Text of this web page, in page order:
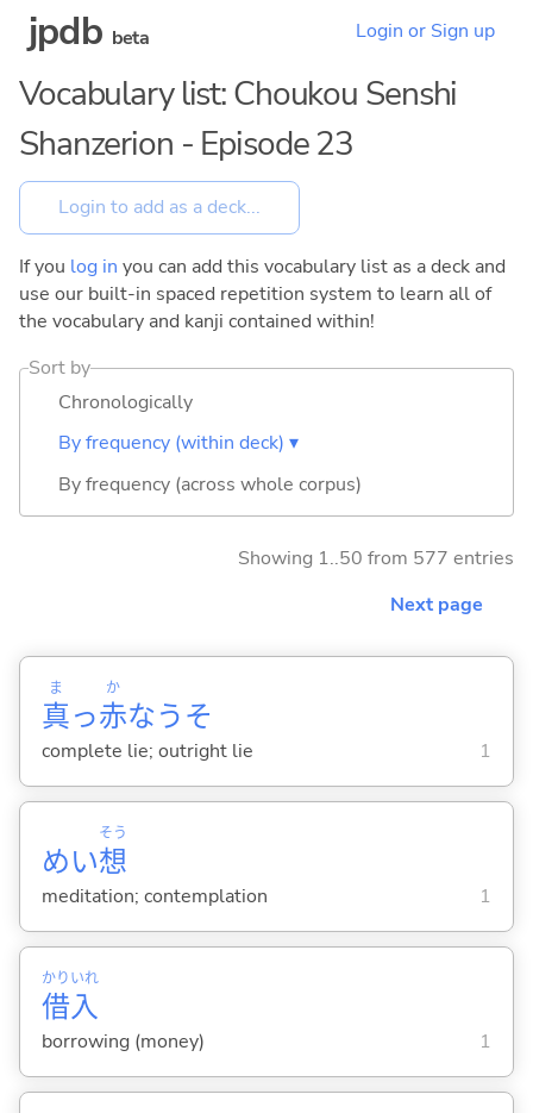
jpdb beta Login or Sign up
Vocabulary list: Choukou Senshi
Shanzerion - Episode 23
If you log in you can add this vocabulary list as a deck and
use our built-in spaced repetition system to learn all of
the vocabulary and kanji contained within!
Sort by
Chronologically
By frequency (within deck) ▾
By frequency (across whole corpus)
Showing 1..50 from 577 entries
Next page
真
ま
っ赤
か
なうそ
complete lie; outright lie 1
めい想
そう
meditation; contemplation 1
借
かり
入
いれ
borrowing (money) 1